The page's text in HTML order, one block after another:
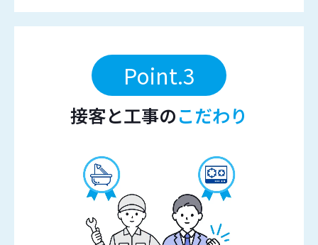
Point.3
接客と工事のこだわり